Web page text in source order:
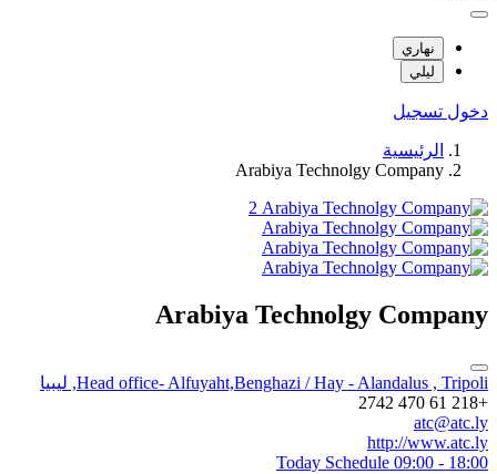
نهاري
ليلي
دخول تسجيل
الرئيسية
Arabiya Technolgy Company
2
Arabiya Technolgy Company
Head office- Alfuyaht,Benghazi / Hay - Alandalus , Tripoli, ليبيا
+218 61 470 2742
atc@atc.ly
http://www.atc.ly
Today Schedule 09:00 - 18:00